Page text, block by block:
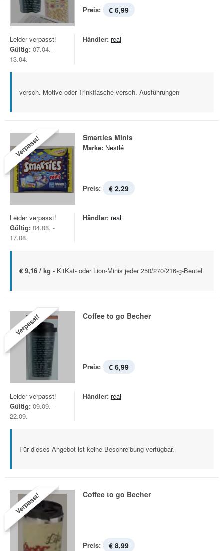
Preis: € 6,99
Leider verpasst!
Gültig: 07.04. -
13.04.
Händler: real
versch. Motive oder Trinkflasche versch. Ausführungen
Verpasst! Smarties Minis
Marke: Nestlé
Preis: € 2,29
Leider verpasst!
Gültig: 04.08. -
17.08.
Händler: real
€ 9,16 / kg - KitKat- oder Lion-Minis jeder 250/270/216-g-Beutel
Verpasst! Coffee to go Becher
Preis: € 6,99
Leider verpasst!
Gültig: 09.09. -
22.09.
Händler: real
Für dieses Angebot ist keine Beschreibung verfügbar.
Verpasst! Coffee to go Becher
Preis: € 8,99